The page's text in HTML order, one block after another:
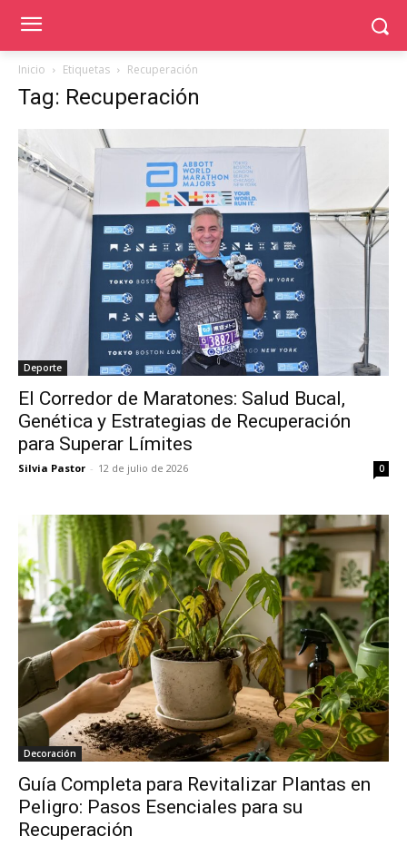
Inicio Etiquetas Recuperación
Tag: Recuperación
Deporte
El Corredor de Maratones: Salud Bucal,
Genética y Estrategias de Recuperación
para Superar Límites
Silvia Pastor - 12 de julio de 2026 0
Decoración
Guía Completa para Revitalizar Plantas en
Peligro: Pasos Esenciales para su
Recuperación